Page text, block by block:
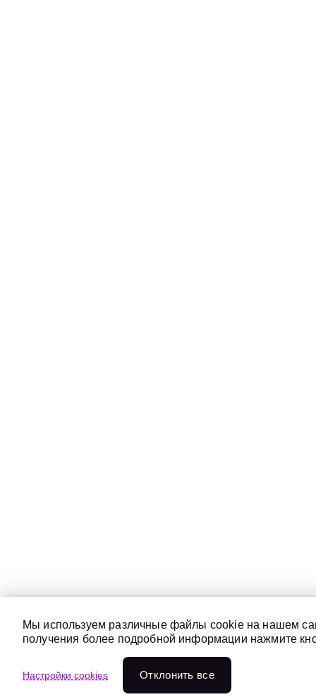
Мы используем различные файлы cookie на нашем
получения более подробной информации нажмите
Настройки cookies Отклонить всe